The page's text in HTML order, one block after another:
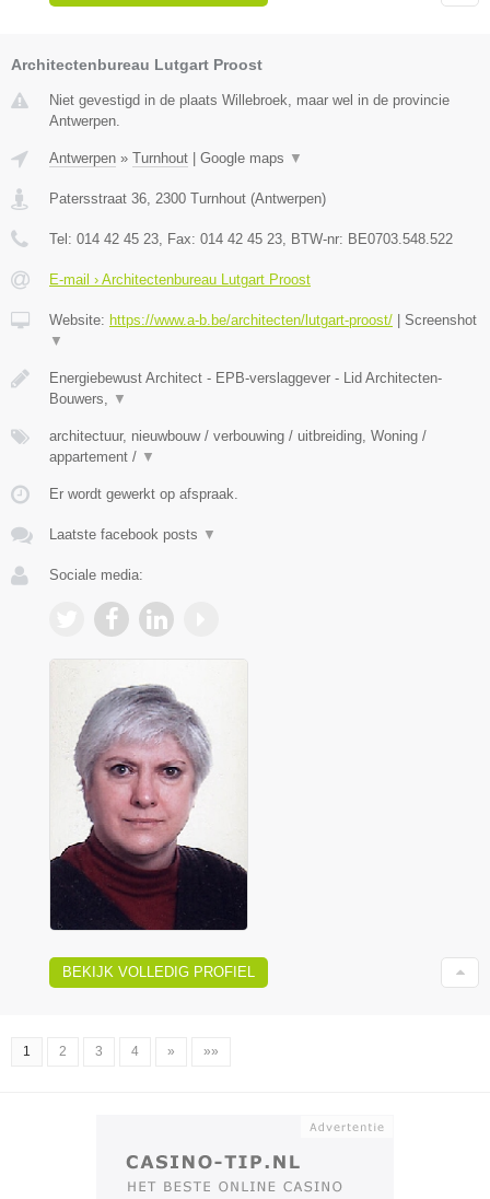
Architectenbureau Lutgart Proost
Niet gevestigd in de plaats Willebroek, maar wel in de provincie
Antwerpen.
Antwerpen » Turnhout | Google maps ▼
Patersstraat 36 2300 Turnhout (Antwerpen)
Tel: 014 42 45 23 , Fax: 014 42 45 23 , BTW-nr: BE0703.548.522
E-mail › Architectenbureau Lutgart Proost
Website: https://www.a-b.be/architecten/lutgart-proost/ | Screenshot
▼
Energiebewust Architect - EPB-verslaggever - Lid Architecten-
Bouwers,
▼
architectuur, nieuwbouw / verbouwing / uitbreiding, Woning /
appartement / ▼
Er wordt gewerkt op afspraak.
Laatste facebook posts ▼
Sociale media:
BEKIJK VOLLEDIG PROFIEL
1 2 3 4 » »»